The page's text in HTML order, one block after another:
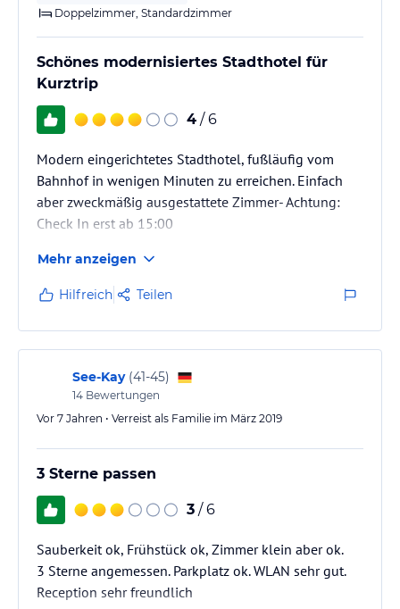
Doppelzimmer, Standardzimmer
Schönes modernisiertes Stadthotel für
Kurztrip
4 / 6
Modern eingerichtetes Stadthotel, fußläufig vom
Bahnhof in wenigen Minuten zu erreichen. Einfach
aber zweckmäßig ausgestattete Zimmer- Achtung:
Check In erst ab 15:00
Mehr anzeigen
Hilfreich Teilen
See-Kay (41-45)
14 Bewertungen
Vor 7 Jahren • Verreist als Familie im März 2019
3 Sterne passen
3 / 6
Sauberkeit ok, Frühstück ok, Zimmer klein aber ok.
3 Sterne angemessen. Parkplatz ok. WLAN sehr gut.
Reception sehr freundlich